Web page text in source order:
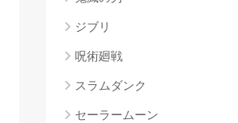
ジブリ
呪術廻戦
スラムダンク
セーラームーン